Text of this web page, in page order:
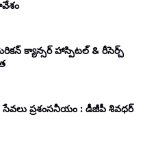
క్యాన్సర్ హాస్పిటల్ & రీసెర్చ్
ప్రశంసనీయం : డీజీపీ శివధర్